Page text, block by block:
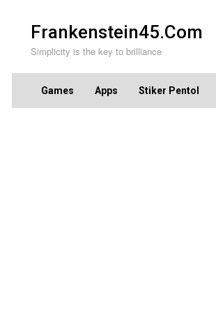
content
Frankenstein45.Com
Simplicity is the key to brilliance
Games Apps Stiker Pentol